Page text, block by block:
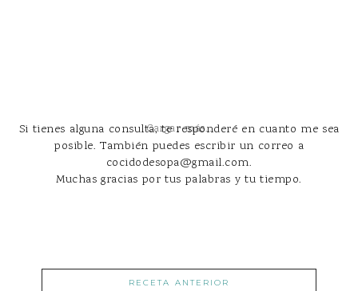
Cargar más...
Si tienes alguna consulta, te responderé en cuanto me sea
posible. También puedes escribir un correo a
cocidodesopa@gmail.com.
Muchas gracias por tus palabras y tu tiempo.
RECETA ANTERIOR